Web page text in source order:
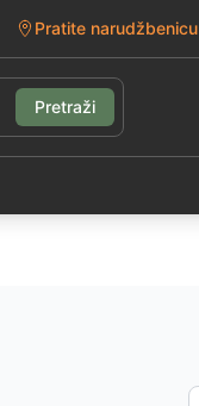
Pratite narudžbenicu
Pretraži